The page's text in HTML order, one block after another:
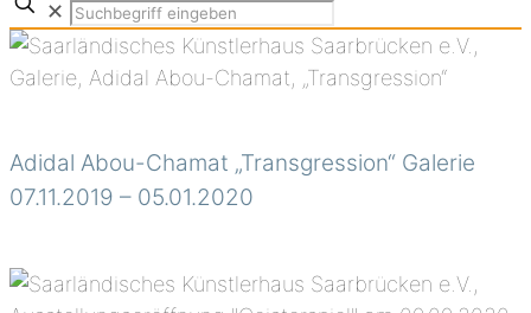
✕
Adidal Abou-Chamat „Transgression“ Galerie
07.11.2019 – 05.01.2020